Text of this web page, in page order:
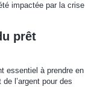
impactée par la crise
prêt
essentiel à prendre en
l’argent pour des